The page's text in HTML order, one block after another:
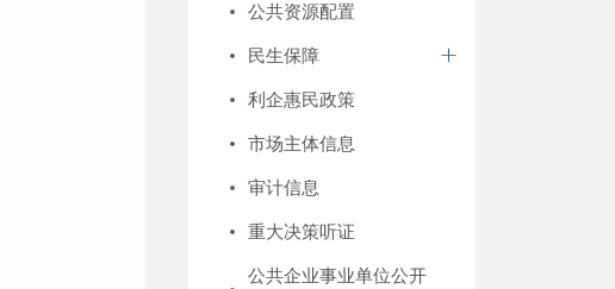
公共资源配置
民生保障
利企惠民政策
市场主体信息
审计信息
重大决策听证
公共企业事业单位公开